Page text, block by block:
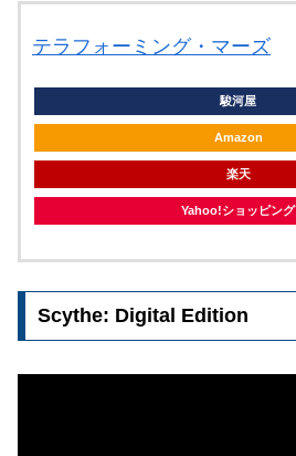
テラフォーミング・マーズ
駿河屋
Amazon
楽天
Yahoo!ショッピング
Scythe: Digital Edition